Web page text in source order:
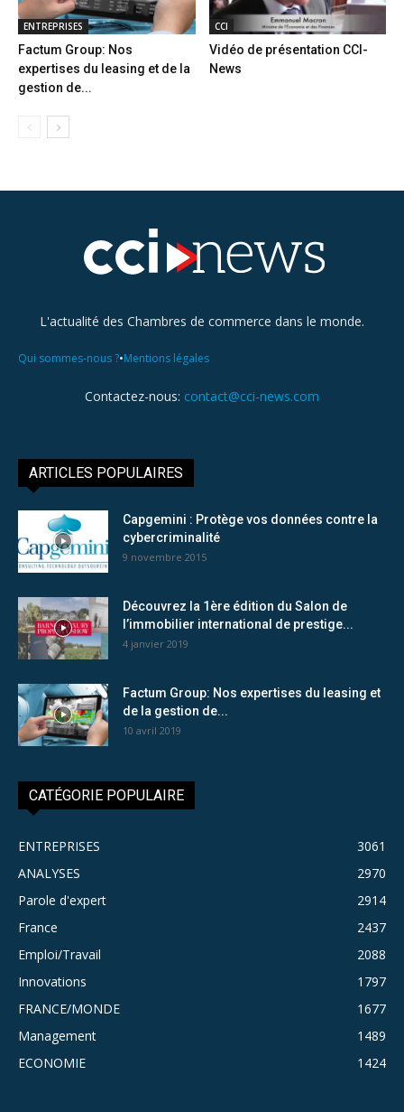
ENTREPRISES
Factum Group: Nos
expertises du leasing et de la
gestion de...
CCI
Vidéo de présentation CCI-
News
L'actualité des Chambres de commerce dans le monde.
Qui sommes-nous ?•Mentions légales
Contactez-nous: contact@cci-news.com
ARTICLES POPULAIRES
Capgemini : Protège vos données contre la
cybercriminalité
9 novembre 2015
Découvrez la 1ère édition du Salon de
l’immobilier international de prestige...
4 janvier 2019
Factum Group: Nos expertises du leasing et
de la gestion de...
10 avril 2019
CATÉGORIE POPULAIRE
ENTREPRISES
3061
ANALYSES
2970
Parole d'expert
2914
France
2437
Emploi/Travail
2088
Innovations
1797
FRANCE/MONDE
1677
Management
1489
ECONOMIE
1424